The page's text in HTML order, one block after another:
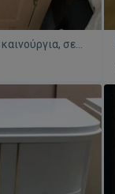
σετ
ντουλάπι